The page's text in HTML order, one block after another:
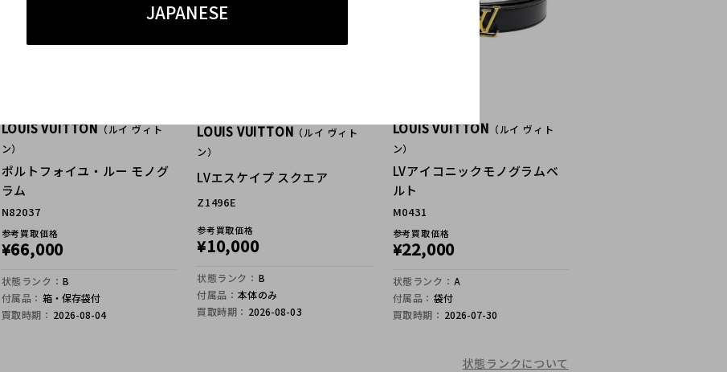
JAPANESE
LOUIS VUITTON（ルイ ヴィト
ン）
ポルトフォイユ・ルー モノグ
ラム
N82037
参考買取価格
¥66,000
状態ランク： B
付属品： 箱・保存袋付
買取時期： 2026-08-04
LOUIS VUITTON （ルイ ヴィト
ン）
LVエスケイプ スクエア
Z1496E
参考買取価格
¥10,000
状態ランク： B
付属品： 本体のみ
買取時期： 2026-08-03
LOUIS VUITTON （ルイ ヴィト
ン）
LVアイコニックモノグラムベ
ルト
M0431
参考買取価格
¥22,000
状態ランク： A
付属品： 袋付
買取時期： 2026-07-30
状態ランクについて